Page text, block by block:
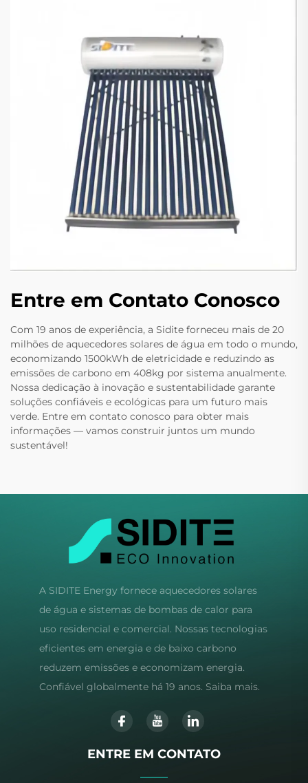
Entre em Contato Conosco
Com 19 anos de experiência, a Sidite forneceu mais de 20
milhões de aquecedores solares de água em todo o mundo,
economizando 1500kWh de eletricidade e reduzindo as
emissões de carbono em 408kg por sistema anualmente.
Nossa dedicação à inovação e sustentabilidade garante
soluções confiáveis e ecológicas para um futuro mais
verde. Entre em contato conosco para obter mais
informações — vamos construir juntos um mundo
sustentável!
A SIDITE Energy fornece aquecedores solares
de água e sistemas de bombas de calor para
uso residencial e comercial. Nossas tecnologias
eficientes em energia e de baixo carbono
reduzem emissões e economizam energia.
Confiável globalmente há 19 anos. Saiba mais.
ENTRE EM CONTATO